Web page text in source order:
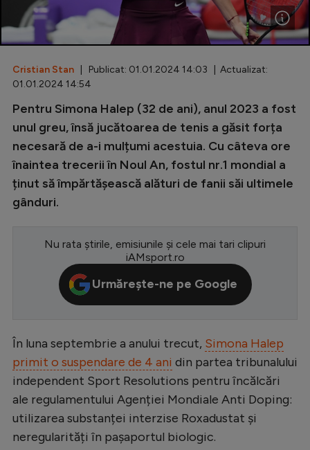
Special
Diverse
Inedit
Champions League
Europa League
CM 2026
Premier League
LaLiga
Bundesliga
Ligue 1
Campionate
Starurile fotbalului
Cristian Stan | Publicat: 01.01.2024 14:03 | Actualizat:
01.01.2024 14:54
Pentru Simona Halep (32 de ani), anul 2023 a fost
unul greu, însă jucătoarea de tenis a găsit forța
necesară de a-i mulțumi acestuia. Cu câteva ore
înaintea trecerii în Noul An, fostul nr.1 mondial a
ținut să împărtășească alături de fanii săi ultimele
gânduri.
Nu rata știrile, emisiunile și cele mai tari clipuri
iAMsport.ro
Urmărește-ne pe Google
În luna septembrie a anului trecut, Simona Halep
primit o suspendare de 4 ani din partea tribunalului
independent Sport Resolutions pentru încălcări
ale regulamentului Agenției Mondiale Anti Doping:
utilizarea substanței interzise Roxadustat și
neregularități în pașaportul biologic.